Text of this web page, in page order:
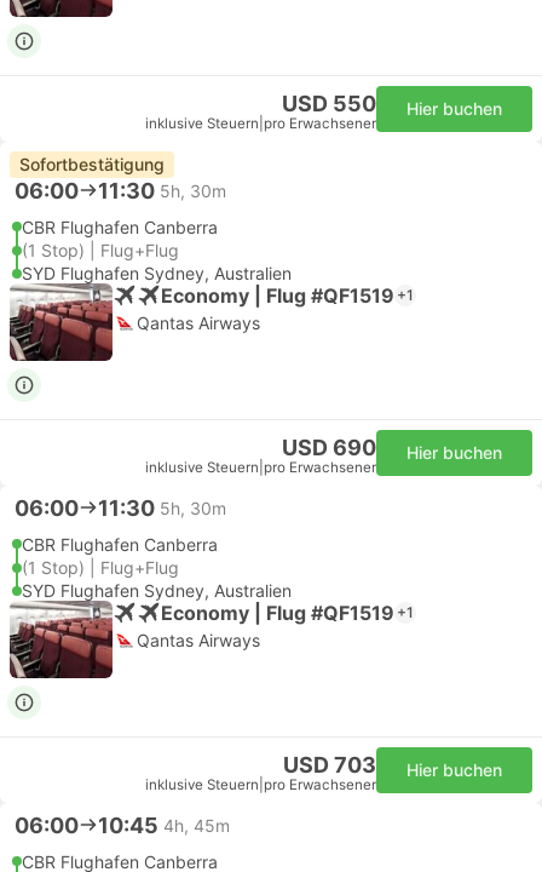
USD 550
inklusive Steuern pro Erwachsener
Hier buchen
Sofortbestätigung
06:00 11:30 5h, 30m
CBR Flughafen Canberra
(1 Stop) | Flug+Flug
SYD Flughafen Sydney, Australien
Economy | Flug #QF1519 +1
Qantas Airways
USD 690
inklusive Steuern pro Erwachsener
Hier buchen
06:00 11:30 5h, 30m
CBR Flughafen Canberra
(1 Stop) | Flug+Flug
SYD Flughafen Sydney, Australien
Economy | Flug #QF1519 +1
Qantas Airways
USD 703
inklusive Steuern pro Erwachsener
Hier buchen
06:00 10:45 4h, 45m
CBR Flughafen Canberra